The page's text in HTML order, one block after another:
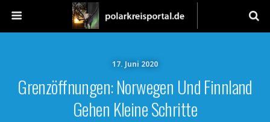
17. Juni 2020
Grenzöffnungen: Norwegen Und Finnland
Gehen Kleine Schritte